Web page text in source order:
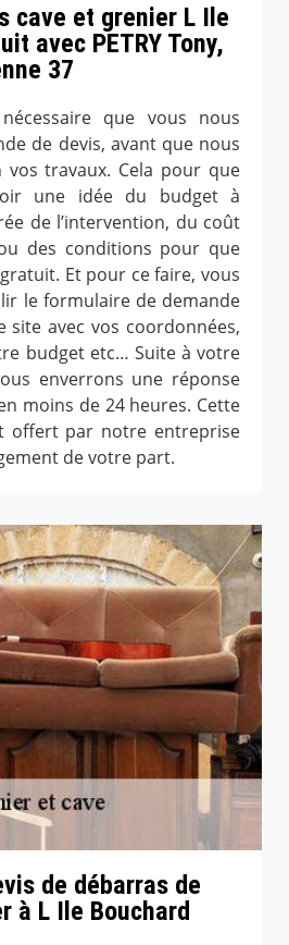
cave et grenier L Ile
avec PETRY Tony,
37
que vous nous
de devis, avant que nous
travaux. Cela pour que
une idée du budget à
de l’intervention, du coût
des conditions pour que
Et pour ce faire, vous
le formulaire de demande
site avec vos coordonnées,
budget etc… Suite à votre
enverrons une réponse
moins de 24 heures. Cette
offert par notre entreprise
de votre part.
de débarras de
à L Ile Bouchard